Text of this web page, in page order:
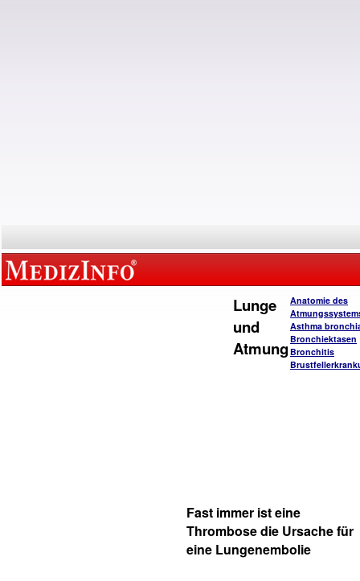
Lunge
und
Atmung
Anatomie des
Asthma
Bronchiektasen
Bronchitis
Fast immer ist eine
Thrombose die Ursache für
eine Lungenembolie